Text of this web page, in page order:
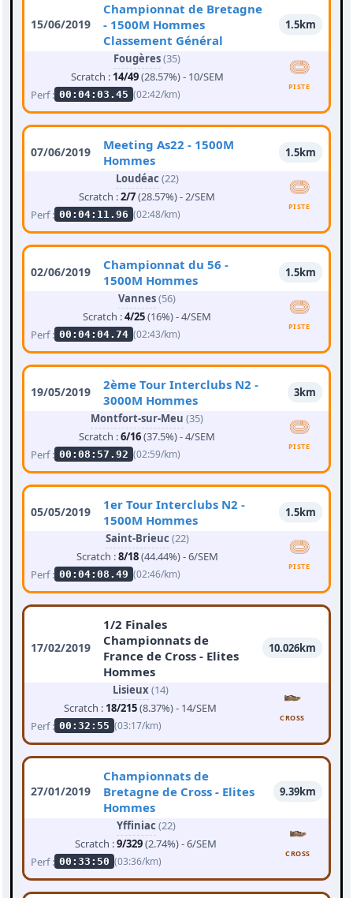
15/06/2019
Championnat de Bretagne
- 1500M Hommes
Classement Général
1.5km
Fougères(35)
Scratch : 14/49(28.57%) - 10/SEM
Perf : 00:04:03.45 (02:42/km)
PISTE
07/06/2019
Meeting As22 - 1500M
Hommes
1.5km
Loudéac (22)
Scratch :2/7(28.57%) - 2/SEM
Perf : 00:04:11.96 (02:48/km)
PISTE
02/06/2019
Championnat du 56 -
1500M Hommes
1.5km
Vannes(56)
Scratch :4/25(16%) - 4/SEM
Perf : 00:04:04.74 (02:43/km)
PISTE
19/05/2019
2ème Tour Interclubs N2 -
3000M Hommes
3km
Montfort-sur-Meu (35)
Scratch :6/16(37.5%) - 4/SEM
Perf : 00:08:57.92 (02:59/km)
PISTE
05/05/2019
1er Tour Interclubs N2 -
1500M Hommes
1.5km
Saint-Brieuc (22)
Scratch :8/18(44.44%) - 6/SEM
Perf : 00:04:08.49 (02:46/km)
PISTE
17/02/2019
1/2 Finales
Championnats de
France de Cross - Elites
Hommes
10.026km
Lisieux(14)
Scratch : 18/215(8.37%) - 14/SEM
Perf : 00:32:55 (03:17/km)
CROSS
27/01/2019
Championnats de
Bretagne de Cross - Elites
Hommes
9.39km
Yffiniac (22)
Scratch :9/329(2.74%) - 6/SEM
Perf : 00:33:50 (03:36/km)
CROSS